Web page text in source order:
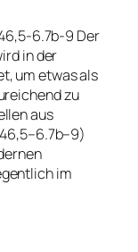
6.7b-9 Der
in der
um etwas als
zu
aus
im